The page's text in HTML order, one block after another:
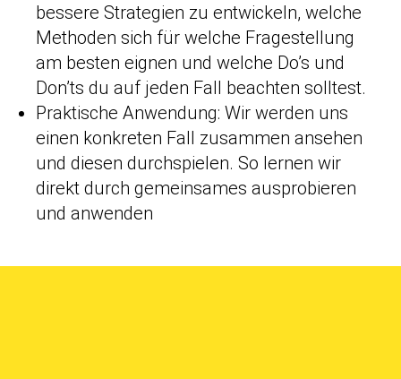
bessere Strategien zu entwickeln, welche
Methoden sich für welche Fragestellung
am besten eignen und welche Do’s und
Don’ts du auf jeden Fall beachten solltest.
Praktische Anwendung: Wir werden uns
einen konkreten Fall zusammen ansehen
und diesen durchspielen. So lernen wir
direkt durch gemeinsames ausprobieren
und anwenden